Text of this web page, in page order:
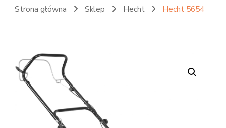
Strona główna Sklep Hecht Hecht 5654